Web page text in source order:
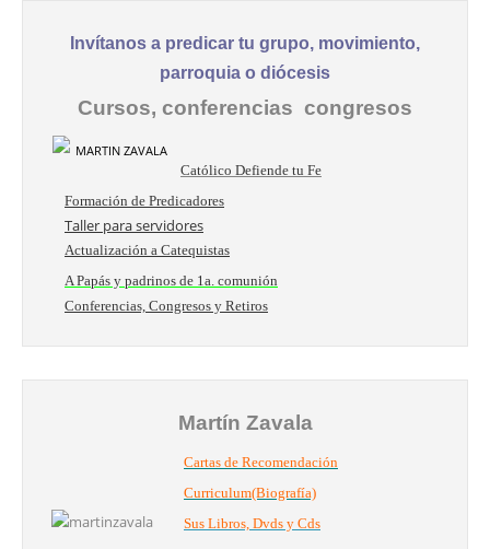
Invítanos a predicar tu grupo, movimiento,
parroquia o diócesis
Cursos, conferencias congresos
Católico Defiende tu Fe
Formación de Predicadores
Taller para servidores
Actualización a Catequistas
A Papás y padrinos de 1a. comunión
Conferencias, Congresos y Retiros
Martín Zavala
Cartas de Recomendación
Curriculum(Biografía)
Sus Libros, Dvds y Cds